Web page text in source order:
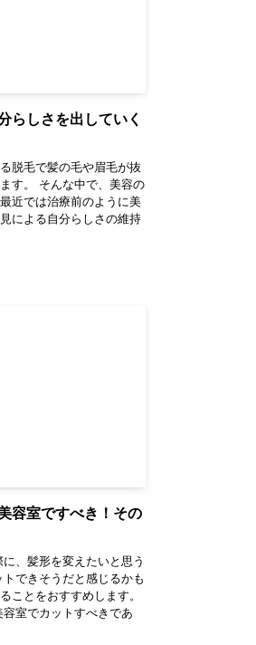
らしさを出していく
脱毛で髪の毛や眉毛が抜
す。 そんな中で、美容の
近では治療前のように美
による自分らしさの維持
容室ですべき！その
、髪形を変えたいと思う
できそうだと感じるかも
ことをおすすめします。
室でカットすべきであ